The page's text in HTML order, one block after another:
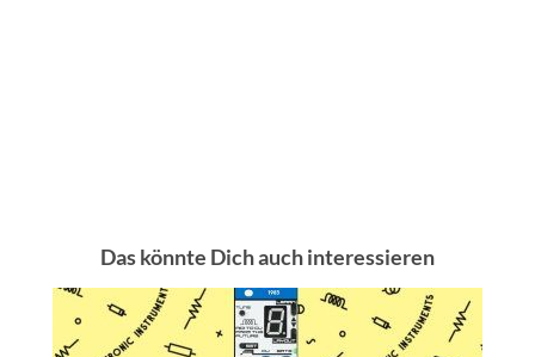
Das könnte Dich auch interessieren